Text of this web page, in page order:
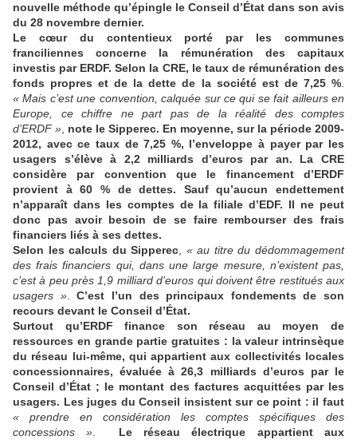
nouvelle méthode qu’épingle le Conseil d’État dans son avis
du 28 novembre dernier.
Le cœur du contentieux porté par les communes
franciliennes concerne la rémunération des capitaux
investis par ERDF. Selon la CRE, le taux de rémunération des
fonds propres et de la dette de la société est de 7,25 %
« Mais c’est une convention, calquée sur ce qui se fait ailleurs en
Europe, ce chiffre ne part pas de la réalité des comptes
d’ERDF » note le Sipperec. En moyenne, sur la période 2009-
2012, avec ce taux de 7,25 %, l’enveloppe à payer par les
usagers s’élève à 2,2 milliards d’euros par an. La CRE
considère par convention que le financement d’ERDF
provient à 60 % de dettes. Sauf qu’aucun endettement
n’apparaît dans les comptes de la filiale d’EDF. Il ne peut
donc pas avoir besoin de se faire rembourser des frais
financiers liés à ses dettes.
Selon les calculs du Sipperec
« au titre du dédommagement
des frais financiers qui, dans une large mesure, n’existent pas,
c’est à peu près 1,9 milliard d’euros qui doivent être restitués aux
usagers ».C’est l’un des principaux fondements de son
recours devant le Conseil d’État.
Surtout qu’ERDF finance son réseau au moyen de
ressources en grande partie gratuites : la valeur intrinsèque
du réseau lui-même, qui appartient aux collectivités locales
concessionnaires, évaluée à 26,3 milliards d’euros par le
Conseil d’État ; le montant des factures acquittées par les
usagers. Les juges du Conseil insistent sur ce point : il faut
« prendre en considération les comptes spécifiques des
concessions »
Le réseau électrique appartient aux